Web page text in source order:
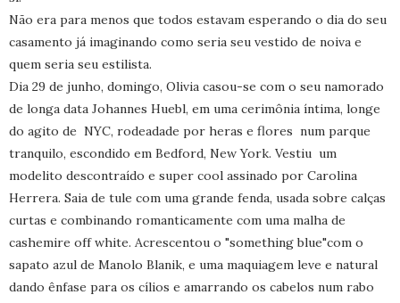
Não era para menos que todos estavam esperando o dia do seu
casamento já imaginando como seria seu vestido de noiva e
quem seria seu estilista.
Dia 29 de junho, domingo, Olivia casou-se com o seu namorado
de longa data Johannes Huebl, em uma cerimônia íntima, longe
do agito de NYC, rodeadade por heras e flores num parque
tranquilo, escondido em Bedford, New York. Vestiu um
modelito descontraído e super cool assinado por Carolina
Herrera. Saia de tule com uma grande fenda, usada sobre calças
curtas e combinando romanticamente com uma malha de
cashemire off white. Acrescentou o "something blue"com o
sapato azul de Manolo Blanik, e uma maquiagem leve e natural
dando ênfase para os cílios e amarrando os cabelos num rabo